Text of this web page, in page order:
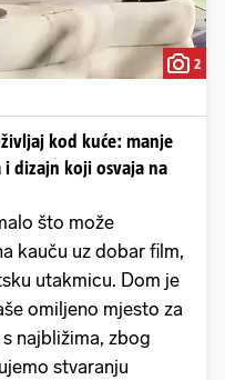
2
kod kuće: manje
dizajn koji osvaja na
što može
kauču uz dobar film,
utakmicu. Dom je
omiljeno mjesto za
najbližima, zbog
stvaranju